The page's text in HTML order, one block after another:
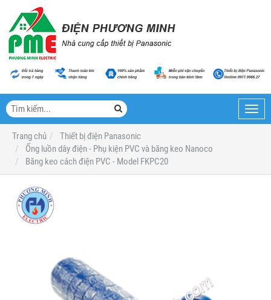
Trang chủ
Thiết bị điện Panasonic
Ống luồn dây điện - Phụ kiện PVC và băng keo Nanoco
Băng keo cách điện PVC - Model FKPC20